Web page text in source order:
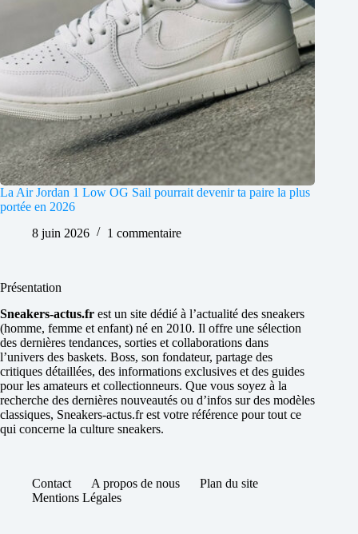
La Air Jordan 1 Low OG Sail pourrait devenir ta paire la plus
portée en 2026
8 juin 2026
1 commentaire
Présentation
Sneakers-actus.fr est un site dédié à l’actualité des sneakers
(homme, femme et enfant) né en 2010. Il offre une sélection
des dernières tendances, sorties et collaborations dans
l’univers des baskets. Boss, son fondateur, partage des
critiques détaillées, des informations exclusives et des guides
pour les amateurs et collectionneurs. Que vous soyez à la
recherche des dernières nouveautés ou d’infos sur des modèles
classiques, Sneakers-actus.fr est votre référence pour tout ce
qui concerne la culture sneakers.
Contact A propos de nous
Plan du site
Mentions Légales